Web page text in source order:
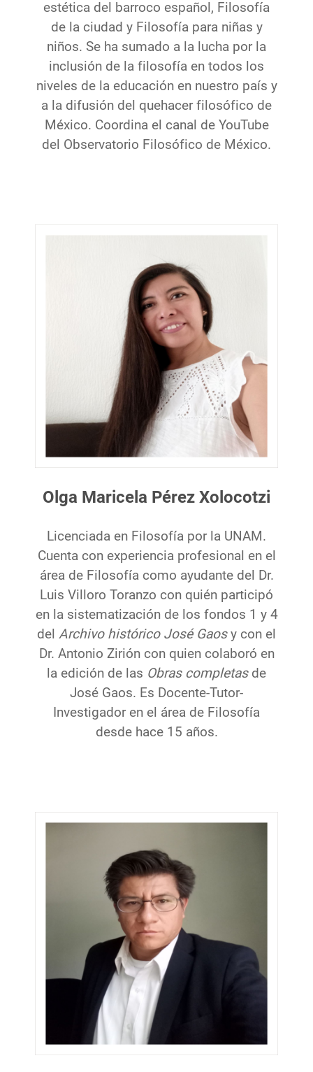
estética del barroco español, Filosofía
de la ciudad y Filosofía para niñas y
niños. Se ha sumado a la lucha por la
inclusión de la filosofía en todos los
niveles de la educación en nuestro país y
a la difusión del quehacer filosófico de
México. Coordina el canal de YouTube
del Observatorio Filosófico de México.
Olga Maricela Pérez Xolocotzi
Licenciada en Filosofía por la UNAM.
Cuenta con experiencia profesional en el
área de Filosofía como ayudante del Dr.
Luis Villoro Toranzo con quién participó
en la sistematización de los fondos 1 y 4
del Archivo histórico José Gaosy con el
Dr. Antonio Zirión con quien colaboró en
la edición de las Obras completasde
José Gaos. Es Docente-Tutor-
Investigador en el área de Filosofía
desde hace 15 años.